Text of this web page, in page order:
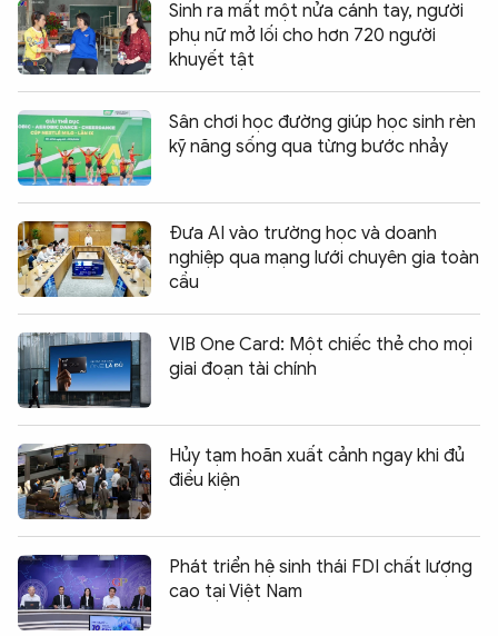
Sinh ra mất một nửa cánh tay, người
phụ nữ mở lối cho hơn 720 người
khuyết tật
Sân chơi học đường giúp học sinh rèn
kỹ năng sống qua từng bước nhảy
Đưa AI vào trường học và doanh
nghiệp qua mạng lưới chuyên gia toàn
cầu
VIB One Card: Một chiếc thẻ cho mọi
giai đoạn tài chính
Hủy tạm hoãn xuất cảnh ngay khi đủ
điều kiện
Phát triển hệ sinh thái FDI chất lượng
cao tại Việt Nam